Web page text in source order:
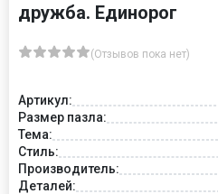
дружба. Единорог
(Отзывов пока нет)
Артикул:
Размер пазла:
Тема:
Стиль:
Производитель:
Деталей: